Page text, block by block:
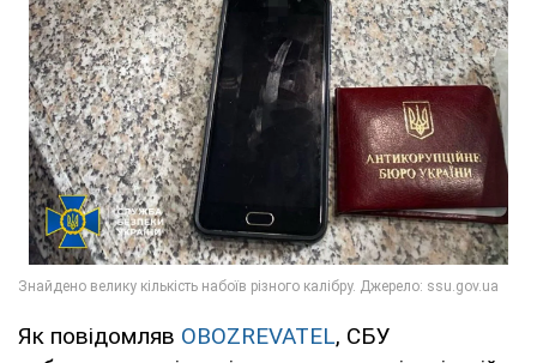
Як повідомляв OBOZREVATEL, СБУ